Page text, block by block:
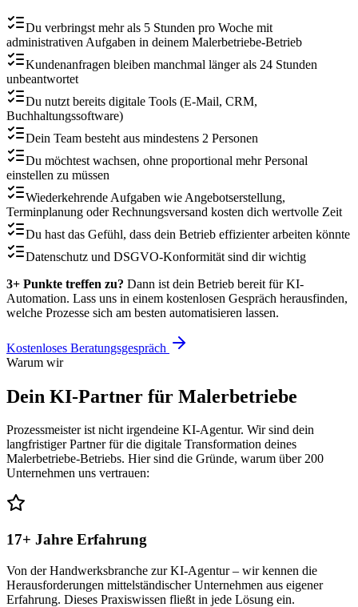
Du verbringst mehr als 5 Stunden pro Woche mit
administrativen Aufgaben in deinem Malerbetriebe-Betrieb
Kundenanfragen bleiben manchmal länger als 24 Stunden
unbeantwortet
Du nutzt bereits digitale Tools (E-Mail, CRM,
Buchhaltungssoftware)
Dein Team besteht aus mindestens 2 Personen
Du möchtest wachsen, ohne proportional mehr Personal
einstellen zu müssen
Wiederkehrende Aufgaben wie Angebotserstellung,
Terminplanung oder Rechnungsversand kosten dich wertvolle Zeit
Du hast das Gefühl, dass dein Betrieb effizienter arbeiten könnte
Datenschutz und DSGVO-Konformität sind dir wichtig
3+ Punkte treffen zu? Dann ist dein Betrieb bereit für KI-
Automation. Lass uns in einem kostenlosen Gespräch herausfinden,
welche Prozesse sich am besten automatisieren lassen.
Kostenloses Beratungsgespräch
Warum wir
Dein KI-Partner für Malerbetriebe
Prozessmeister ist nicht irgendeine KI-Agentur. Wir sind dein
langfristiger Partner für die digitale Transformation deines
Malerbetriebe-Betriebs. Hier sind die Gründe, warum über 200
Unternehmen uns vertrauen:
17+ Jahre Erfahrung
Von der Handwerksbranche zur KI-Agentur – wir kennen die
Herausforderungen mittelständischer Unternehmen aus eigener
Erfahrung. Dieses Praxiswissen fließt in jede Lösung ein.